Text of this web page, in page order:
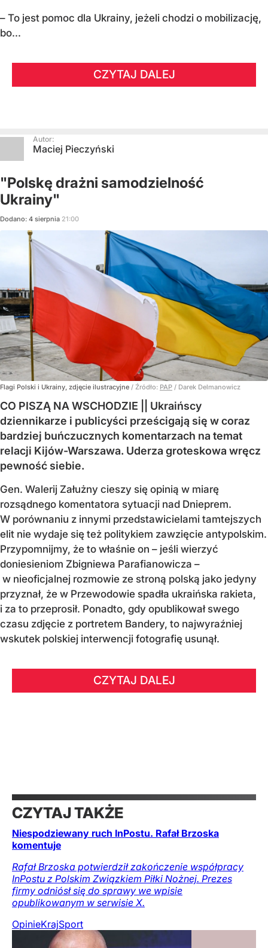
– To jest pomoc dla Ukrainy, jeżeli chodzi o mobilizację,
bo...
CZYTAJ DALEJ
Autor:
Maciej Pieczyński
"Polskę drażni samodzielność
Ukrainy"
Dodano: 4 sierpnia 21:00
Flagi Polski i Ukrainy, zdjęcie ilustracyjne / Źródło: PAP / Darek Delmanowicz
CO PISZĄ NA WSCHODZIE || Ukraińscy
dziennikarze i publicyści prześcigają się w coraz
bardziej buńczucznych komentarzach na temat
relacji Kijów-Warszawa. Uderza groteskowa wręcz
pewność siebie.
Gen. Walerij Załużny cieszy się opinią w miarę
rozsądnego komentatora sytuacji nad Dnieprem.
W porównaniu z innymi przedstawicielami tamtejszych
elit nie wydaje się też politykiem zawzięcie antypolskim.
Przypomnijmy, że to właśnie on – jeśli wierzyć
doniesieniom Zbigniewa Parafianowicza –
w nieoficjalnej rozmowie ze stroną polską jako jedyny
przyznał, że w Przewodowie spadła ukraińska rakieta,
i za to przeprosił. Ponadto, gdy opublikował swego
czasu zdjęcie z portretem Bandery, to najwyraźniej
wskutek polskiej interwencji fotografię usunął.
CZYTAJ DALEJ
CZYTAJ TAKŻE
Niespodziewany ruch InPostu. Rafał Brzoska
komentuje
Rafał Brzoska potwierdził zakończenie współpracy
InPostu z Polskim Związkiem Piłki Nożnej. Prezes
firmy odniósł się do sprawy we wpisie
opublikowanym w serwisie X.
OpinieKrajSport